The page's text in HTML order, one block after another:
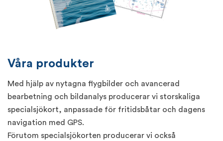
Våra produkter
Med hjälp av nytagna flygbilder och avancerad
bearbetning och bildanalys producerar vi storskaliga
specialsjökort, anpassade för fritidsbåtar och dagens
navigation med GPS.
Förutom specialsjökorten producerar vi också